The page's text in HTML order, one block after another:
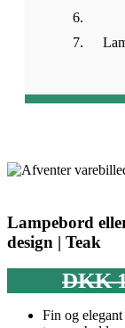
Lampebord
design | Teak
DKK
Fin og